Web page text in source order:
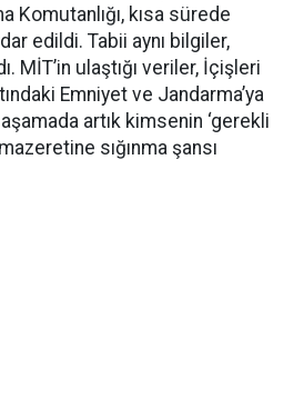
Komutanlığı, kısa sürede
edildi. Tabii aynı bilgiler,
MİT’in ulaştığı veriler, İçişleri
Emniyet ve Jandarma’ya
artık kimsenin ‘gerekli
sığınma şansı